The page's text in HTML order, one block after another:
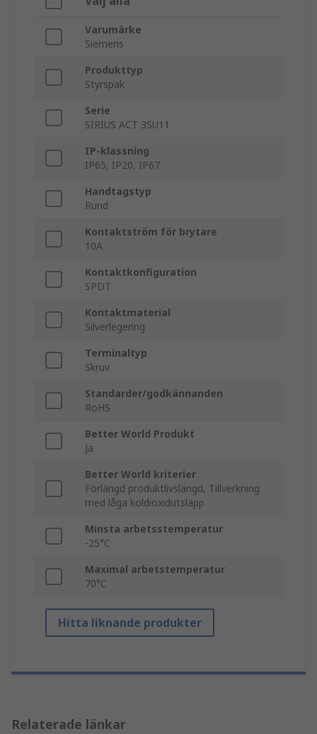
Varumärke
Siemens
Produkttyp
Styrspak
Serie
SIRIUS ACT 3SU11
IP-klassning
IP65, IP20, IP67
Handtagstyp
Rund
Kontaktström för brytare
10A
Kontaktkonfiguration
SPDT
Kontaktmaterial
Silverlegering
Terminaltyp
Skruv
Standarder/godkännanden
RoHS
Better World Produkt
Ja
Better World kriterier
Förlängd produktlivslängd, Tillverkning
med låga koldioxidutsläpp
Minsta arbetsstemperatur
-25°C
Maximal arbetstemperatur
70°C
Hitta liknande produkter
Relaterade länkar